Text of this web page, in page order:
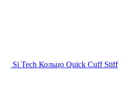
Si Tech Кольцо Quick Cuff Stiff